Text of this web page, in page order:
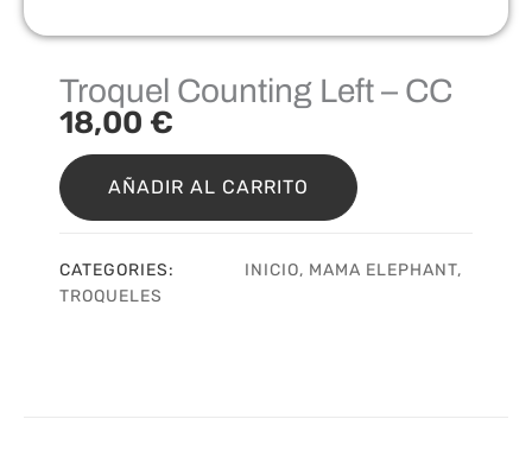
Troquel Counting Left – CC
18,00 €
Counting
Left
cantidad
AÑADIR AL CARRITO
CATEGORIES: INICIO, MAMA ELEPHANT,
TROQUELES